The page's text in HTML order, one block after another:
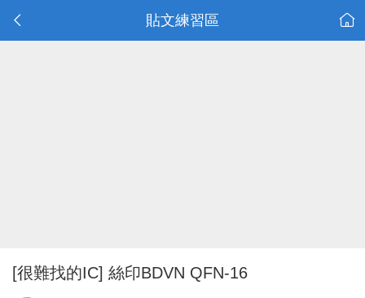
貼文練習區
[很難找的IC] 絲印BDVN QFN-16